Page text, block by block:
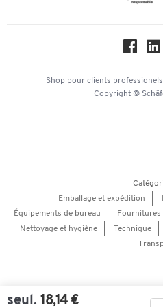
seul. 18,14 €
Shop pour clients professionels
Copyright ©
Emballage et expédition
Équipements de bureau
Fournitures
Nettoyage et hygiène
Technique